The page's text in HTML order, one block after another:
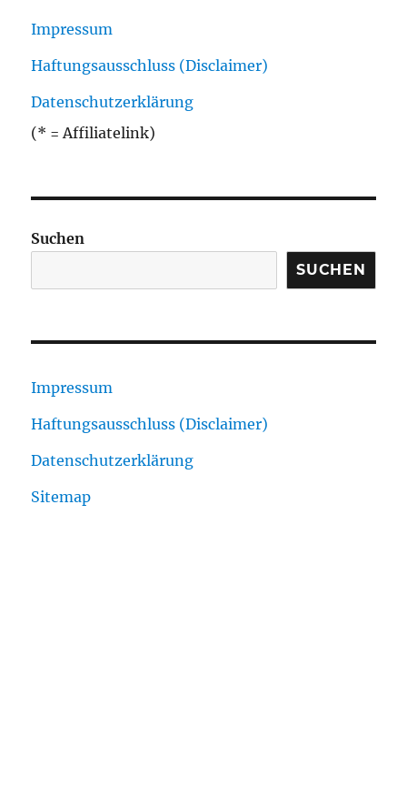
Impressum
Haftungsausschluss (Disclaimer)
Datenschutzerklärung
(* = Affiliatelink)
Suchen
SUCHEN
Impressum
Haftungsausschluss (Disclaimer)
Datenschutzerklärung
Sitemap